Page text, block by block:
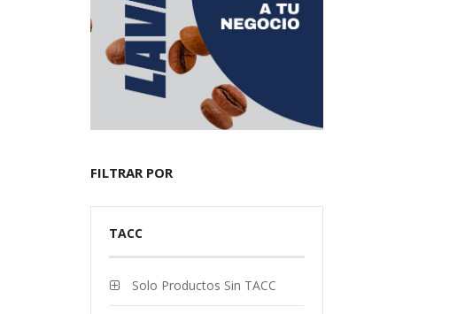
FILTRAR POR
TACC
Solo Productos Sin TACC